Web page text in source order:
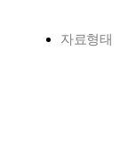
자료형태